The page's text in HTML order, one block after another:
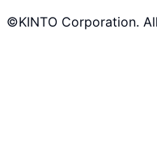
©KINTO Corporation.